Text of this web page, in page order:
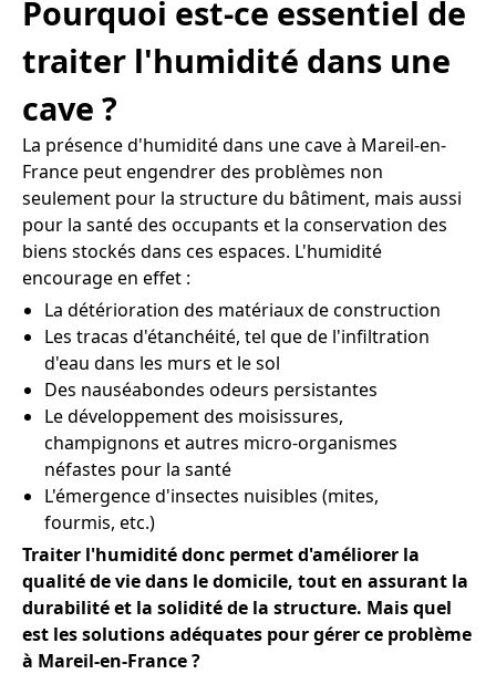
Pourquoi est-ce essentiel de
traiter l'humidité dans une
cave ?
La présence d'humidité dans une cave à Mareil-en-
France peut engendrer des problèmes non
seulement pour la structure du bâtiment, mais aussi
pour la santé des occupants et la conservation des
biens stockés dans ces espaces. L'humidité
encourage en effet :
La détérioration des matériaux de construction
Les tracas d'étanchéité, tel que de l'infiltration
d'eau dans les murs et le sol
Des nauséabondes odeurs persistantes
Le développement des moisissures,
champignons et autres micro-organismes
néfastes pour la santé
L'émergence d'insectes nuisibles (mites,
fourmis, etc.)
Traiter l'humidité donc permet d'améliorer la
qualité de vie dans le domicile, tout en assurant la
durabilité et la solidité de la structure. Mais quel
est les solutions adéquates pour gérer ce problème
à Mareil-en-France ?